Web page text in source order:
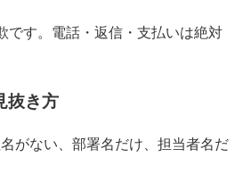
です。電話・返信・支払いは絶対
抜き方
名がない、部署名だけ、担当者名だ